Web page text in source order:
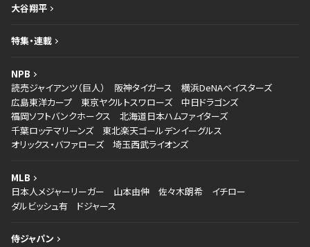
大谷翔平
特集・連載
NPB
読売ジャイアンツ（巨人）
阪神タイガース
横浜DeNAベイスターズ
広島東洋カープ
東京ヤクルトスワローズ
中日ドラゴンズ
福岡ソフトバンクホークス
北海道日本ハムファイターズ
千葉ロッテマリーンズ
東北楽天ゴールデンイーグルス
オリックス・バファローズ
埼玉西武ライオンズ
MLB
日本人メジャーリーガー
山本由伸 佐々木朗希
イチロー
ダルビッシュ有
ドジャース
侍ジャパン